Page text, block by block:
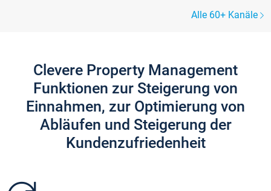
Alle 60+ Kanäle
Clevere Property Management
Funktionen zur Steigerung von
Einnahmen, zur Optimierung von
Abläufen und Steigerung der
Kundenzufriedenheit